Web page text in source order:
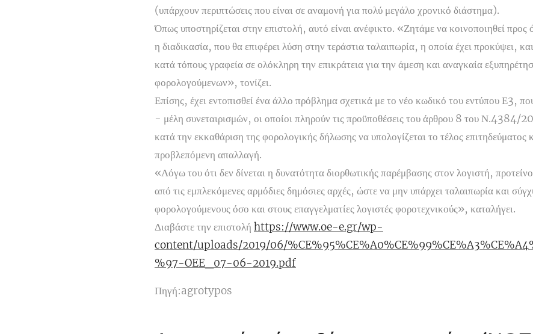
(υπάρχουν περιπτώσεις που είναι σε αναμονή για πολύ μεγάλο χρονικό διάστημα).
Όπως υποστηρίζεται στην επιστολή, αυτό είναι ανέφικτο. «Ζητάμε να κοινοποιηθεί προς
η διαδικασία, που θα επιφέρει λύση στην τεράστια ταλαιπωρία, η οποία έχει προκύψει,
κατά τόπους γραφεία σε ολόκληρη την επικράτεια για την άμεση και αναγκαία
φορολογούμενων», τονίζει.
Επίσης, έχει εντοπισθεί ένα άλλο πρόβλημα σχετικά με το νέο κωδικό του εντύπου Ε3,
- μέλη συνεταιρισμών, οι οποίοι πληρούν τις προϋποθέσεις του άρθρου 8 του Ν.4384/
κατά την εκκαθάριση της φορολογικής δήλωσης να υπολογίζεται το τέλος επιτηδεύματος
προβλεπόμενη απαλλαγή.
«Λόγω του ότι δεν δίνεται η δυνατότητα διορθωτικής παρέμβασης στον λογιστή,
από τις εμπλεκόμενες αρμόδιες δημόσιες αρχές, ώστε να μην υπάρχει ταλαιπωρία και
φορολογούμενους όσο και στους επαγγελματίες λογιστές φοροτεχνικούς», καταλήγει.
Διαβάστε την επιστολή https://www.oe-e.gr/wp-
content/uploads/2019/06/
%97-OEE_07-06-2019.pdf
Πηγή:agrotypos